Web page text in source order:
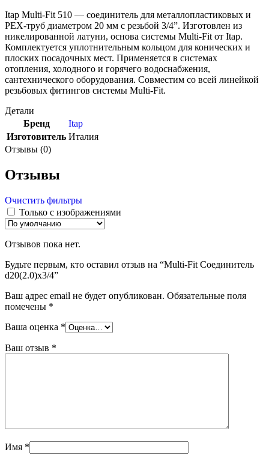
Itap Multi-Fit 510 — соединитель для металлопластиковых и
PEX-труб диаметром 20 мм с резьбой 3/4”. Изготовлен из
никелированной латуни, основа системы Multi-Fit от Itap.
Комплектуется уплотнительным кольцом для конических и
плоских посадочных мест. Применяется в системах
отопления, холодного и горячего водоснабжения,
сантехнического оборудования. Совместим со всей линейкой
резьбовых фитингов системы Multi-Fit.
Детали
Бренд
Itap
Изготовитель Италия
Отзывы (0)
Отзывы
Очистить фильтры
Только с изображениями
Отзывов пока нет.
Будьте первым, кто оставил отзыв на “Multi-Fit Соединитель
d20(2.0)х3/4”
Ваш адрес email не будет опубликован. Обязательные поля
помечены *
Ваша оценка *
Ваш отзыв *
Имя *